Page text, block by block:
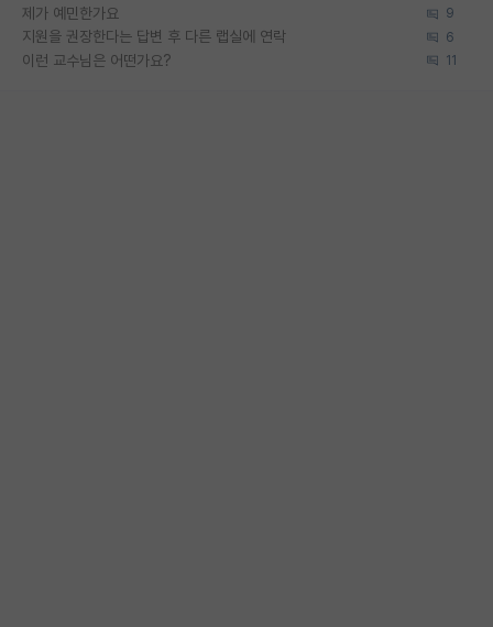
제가 예민한가요 9
지원을 권장한다는 답변 후 다른 랩실에 연락 6
이런 교수님은 어떤가요? 11